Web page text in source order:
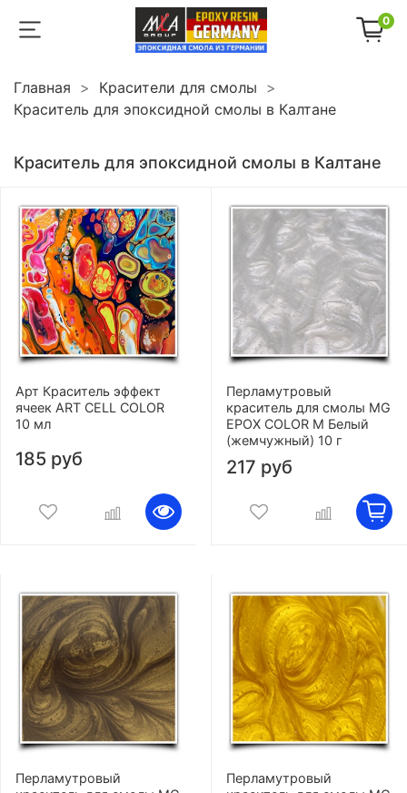
0
Главная
Красители для смолы
Краситель для эпоксидной смолы в Калтане
Краситель для эпоксидной смолы в Калтане
Арт Краситель эффект
ячеек ART CELL COLOR
10 мл
185 руб
Перламутровый
краситель для смолы MG
EPOX COLOR M Белый
(жемчужный) 10 г
217 руб
Перламутровый
Перламутровый